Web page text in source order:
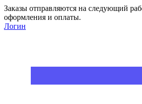
Заказы отправляются на следующий
оформления и оплаты.
Логин